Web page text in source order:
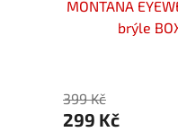
MONTANA
brýle
399 Kč
299 Kč